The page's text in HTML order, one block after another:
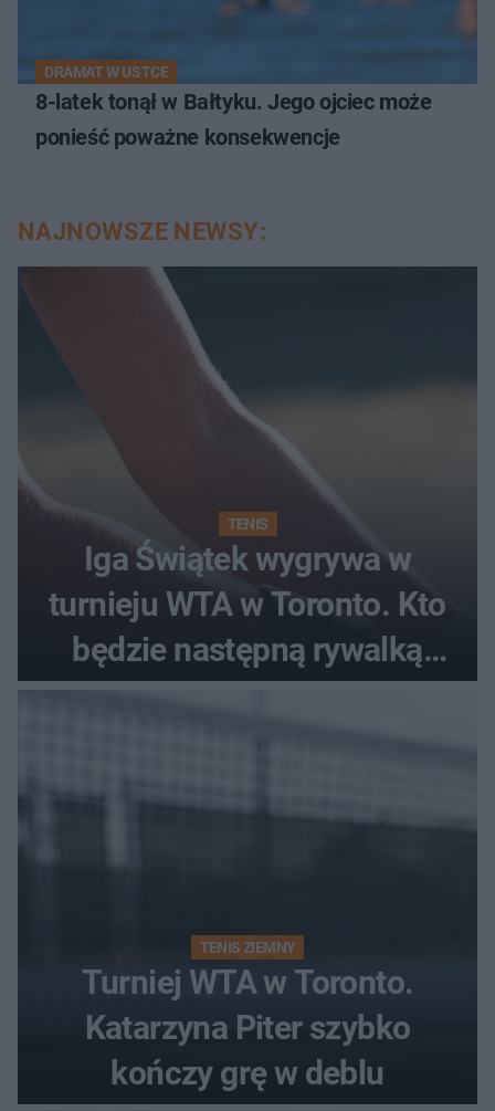
DRAMAT W USTCE
8-latek tonął w Bałtyku. Jego ojciec może
ponieść poważne konsekwencje
NAJNOWSZE NEWSY:
TENIS
Iga Świątek wygrywa w
turnieju WTA w Toronto. Kto
będzie następną rywalką
TENIS ZIEMNY
Turniej WTA w Toronto.
Katarzyna Piter szybko
kończy grę w deblu